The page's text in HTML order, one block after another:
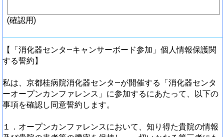
(確認用)
【「消化器センタ―キャンサーボード参加」個人情報保護関
する誓約】
私は、京都桂病院消化器センタ―が開催する「消化器センタ
ーオープンカンファレンス」に参加するにあたって、以下の
事項を確認し同意誓約します。
１．オープンカンファレンスにおいて、知り得た貴院の情報